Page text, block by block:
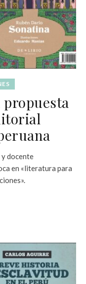
docente
en «literatura para